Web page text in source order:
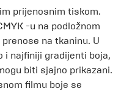
prijenosnim tiskom.
-u na podložnom
na tkaninu. U
i najfiniji gradijenti boja,
biti sjajno prikazani.
filmu boje se